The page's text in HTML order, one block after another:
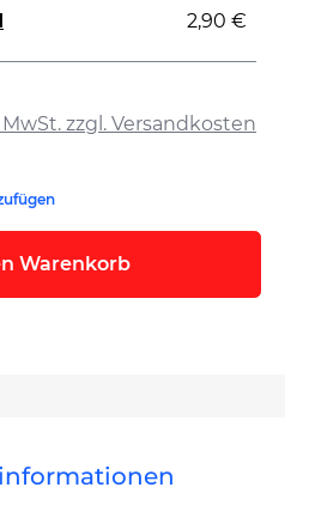
zzgl. Versandkosten
2,90 €
Warenkorb